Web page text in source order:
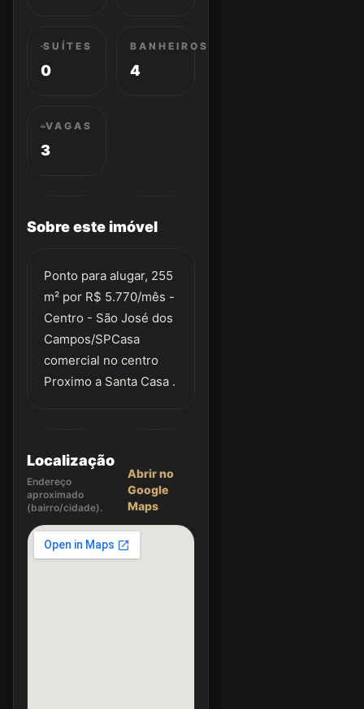
SUÍTES
0
BANHEIROS
4
VAGAS
3
Sobre este imóvel
Ponto para alugar, 255
m² por R$ 5.770/mês -
Centro - São José dos
Campos/SPCasa
comercial no centro
Proximo a Santa Casa .
Localização
Endereço
aproximado
(bairro/cidade).
Abrir no
Google
Maps